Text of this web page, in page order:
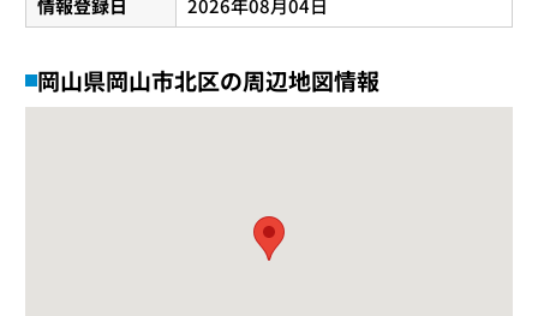
情報登録日
2026年08月04日
岡山県岡山市北区の周辺地図情報